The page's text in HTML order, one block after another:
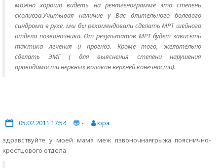
можно хорошо видеть на рентгенограмме это степень
сколиоза.Учитывая наличие у Вас длительного болевого
синдрома в руке, мы бы рекомендовали сделать МРТ шейного
отдела позвоночника. От результатов МРТ будет зависеть
тактика лечения и прогноз. Кроме того, желательно
сделать ЭМГ ( для выяснения степени нарушения
проводимости нервных волокон верхней конечности).
05.02.2011 17:54 -
юра
здравствуйте у моей мама меж пзвоночнаягрыжа пояснично-
крестцового отдела